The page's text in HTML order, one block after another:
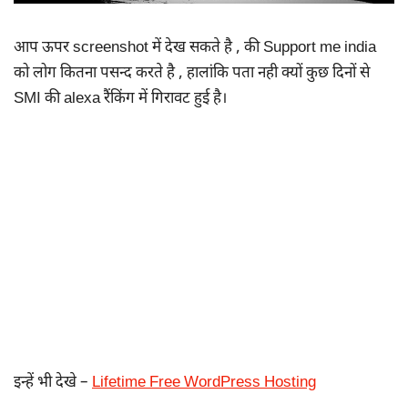
आप ऊपर screenshot में देख सकते है , की Support me india
को लोग कितना पसन्द करते है , हालांकि पता नही क्यों कुछ दिनों से
SMI की alexa रैंकिंग में गिरावट हुई है।
इन्हें भी देखे – Lifetime Free WordPress Hosting